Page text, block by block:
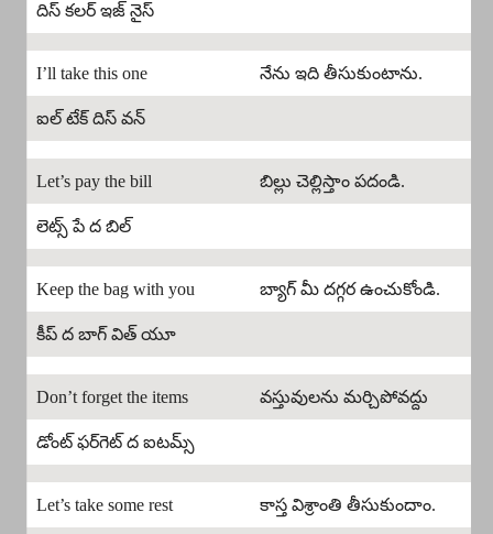
దిస్ కలర్ ఇజ్ నైస్
I’ll take this one నేను ఇది తీసుకుంటాను.
ఐల్ టేక్ దిస్ వన్
Let’s pay the bill బిల్లు చెల్లిస్తాం పదండి.
లెట్స్ పే ద బిల్
Keep the bag with you బ్యాగ్ మీ దగ్గర ఉంచుకోండి.
కీప్ ద బాగ్ విత్ యూ
Don’t forget the items వస్తువులను మర్చిపోవద్దు
డోంట్ ఫర్‌గెట్ ద ఐటమ్స్
Let’s take some rest కాస్త విశ్రాంతి తీసుకుందాం.